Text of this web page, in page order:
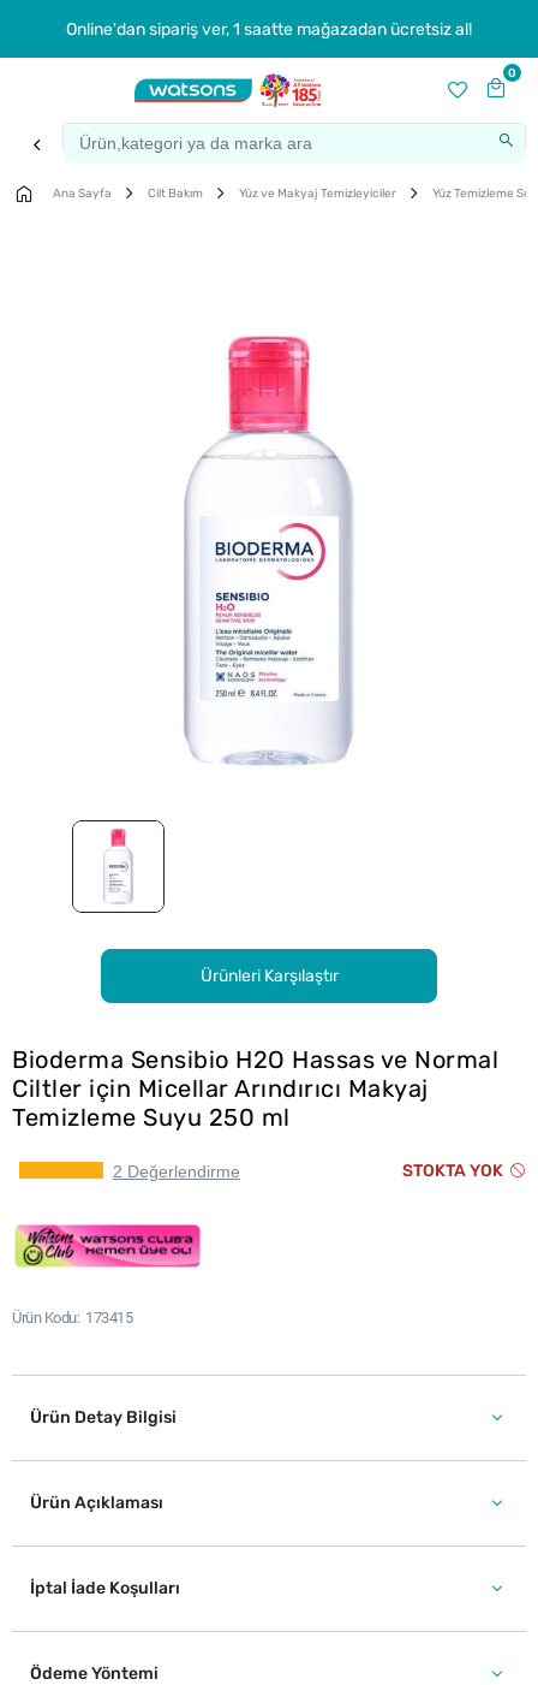
Online'dan sipariş ver, 1 saatte mağazadan ücretsiz al!
0
Ana Sayfa Cilt Bakım Yüz ve Makyaj Temizleyiciler Yüz Temizleme
Ürünleri Karşılaştır
Bioderma Sensibio H2O Hassas ve Normal
Ciltler için Micellar Arındırıcı Makyaj
Temizleme Suyu 250 ml
2 Değerlendirme STOKTA YOK
Ürün Kodu 173415
Ürün Detay Bilgisi
Ürün Açıklaması
İptal İade Koşulları
Ödeme Yöntemi